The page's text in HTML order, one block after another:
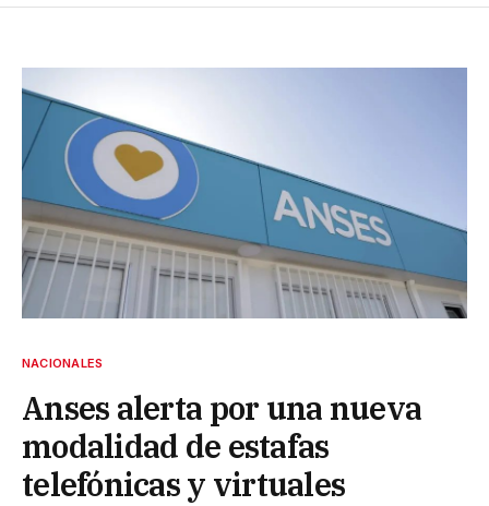
NACIONALES
Anses alerta por una nueva
modalidad de estafas
telefónicas y virtuales